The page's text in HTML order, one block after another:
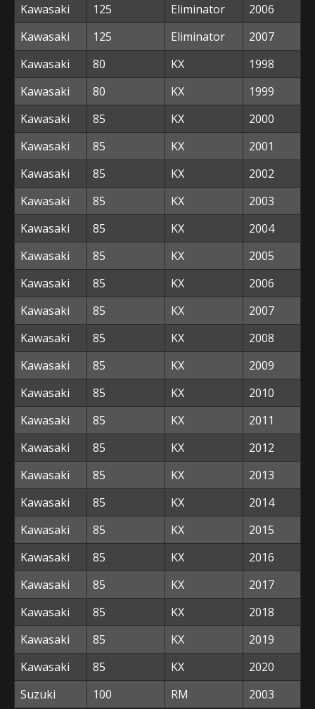
Kawasaki
125 Eliminator
2006
Kawasaki
125 Eliminator
2007
Kawasaki
80 KX
1998
Kawasaki
80 KX
1999
Kawasaki
85 KX
2000
Kawasaki
85 KX
2001
Kawasaki
85 KX
2002
Kawasaki
85 KX
2003
Kawasaki
85 KX
2004
Kawasaki
85 KX
2005
Kawasaki
85 KX
2006
Kawasaki
85 KX
2007
Kawasaki
85 KX
2008
Kawasaki
85 KX
2009
Kawasaki
85 KX
2010
Kawasaki
85 KX
2011
Kawasaki
85 KX
2012
Kawasaki
85 KX
2013
Kawasaki
85 KX
2014
Kawasaki
85 KX
2015
Kawasaki
85 KX
2016
Kawasaki
85 KX
2017
Kawasaki
85 KX
2018
Kawasaki
85 KX
2019
Kawasaki
85 KX
2020
Suzuki
100 RM 2003